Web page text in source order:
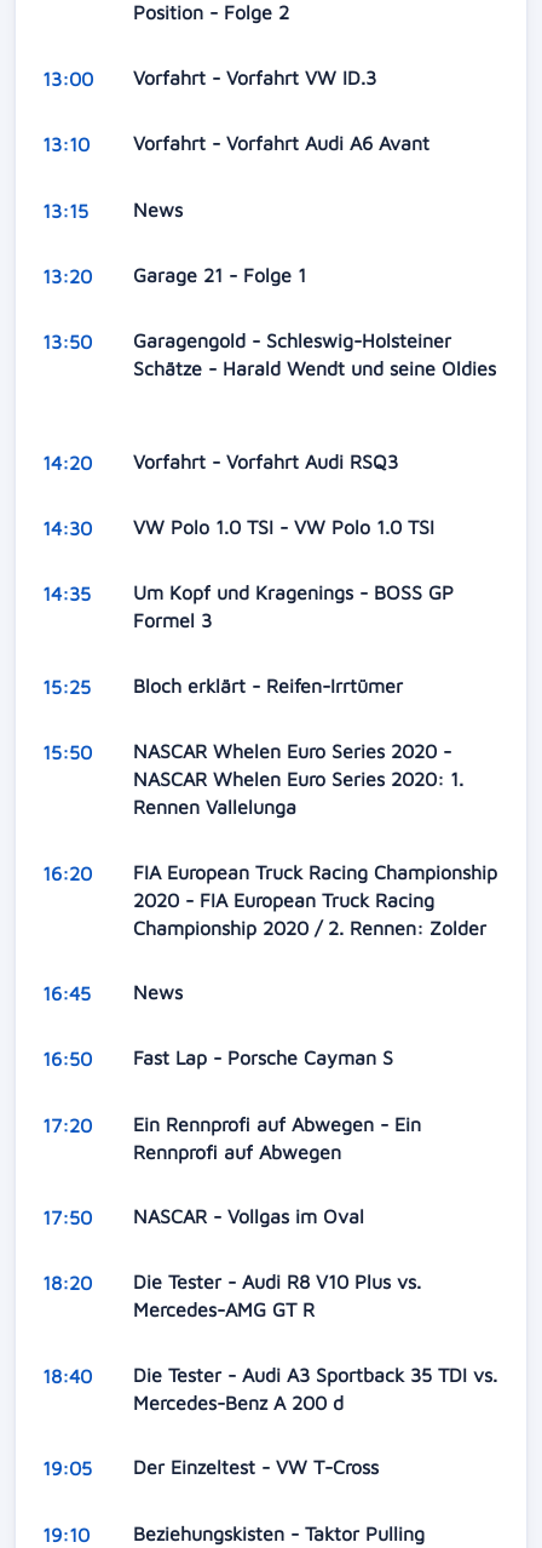
Position - Folge 2
13:00 Vorfahrt - Vorfahrt VW ID.3
13:10 Vorfahrt - Vorfahrt Audi A6 Avant
13:15 News
13:20 Garage 21 - Folge 1
13:50
Garagengold - Schleswig-Holsteiner
Schätze - Harald Wendt und seine Oldies
14:20 Vorfahrt - Vorfahrt Audi RSQ3
14:30 VW Polo 1.0 TSI - VW Polo 1.0 TSI
14:35
Um Kopf und Kragenings - BOSS GP
Formel 3
15:25 Bloch erklärt - Reifen-Irrtümer
15:50
NASCAR Whelen Euro Series 2020 -
NASCAR Whelen Euro Series 2020: 1.
Rennen Vallelunga
16:20
FIA European Truck Racing Championship
2020 - FIA European Truck Racing
Championship 2020 / 2. Rennen: Zolder
16:45 News
16:50 Fast Lap - Porsche Cayman S
17:20
Ein Rennprofi auf Abwegen - Ein
Rennprofi auf Abwegen
17:50 NASCAR - Vollgas im Oval
18:20
Die Tester - Audi R8 V10 Plus vs.
Mercedes-AMG GT R
18:40
Die Tester - Audi A3 Sportback 35 TDI vs.
Mercedes-Benz A 200 d
19:05 Der Einzeltest - VW T-Cross
19:10 Beziehungskisten - Taktor Pulling